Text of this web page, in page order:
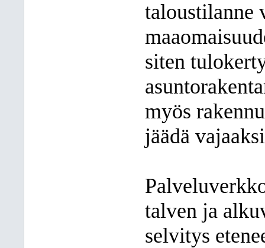
taloustilanne
siten
myös
jäädä
talven ja
selvitys